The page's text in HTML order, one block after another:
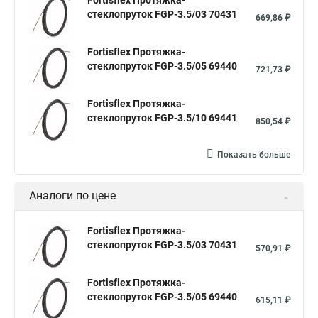
Для кабельной канализации протяжка
Протяжки кабельные узк
Протяжка кабельная что это
стеклопруток FGP-3.5/03 70431
669,86 ₽
Fortisflex Протяжка-
стеклопруток FGP-3.5/05 69440
721,73 ₽
Fortisflex Протяжка-
стеклопруток FGP-3.5/10 69441
850,54 ₽
Показать больше
Аналоги по цене
Fortisflex Протяжка-
стеклопруток FGP-3.5/03 70431
570,91 ₽
Fortisflex Протяжка-
стеклопруток FGP-3.5/05 69440
615,11 ₽